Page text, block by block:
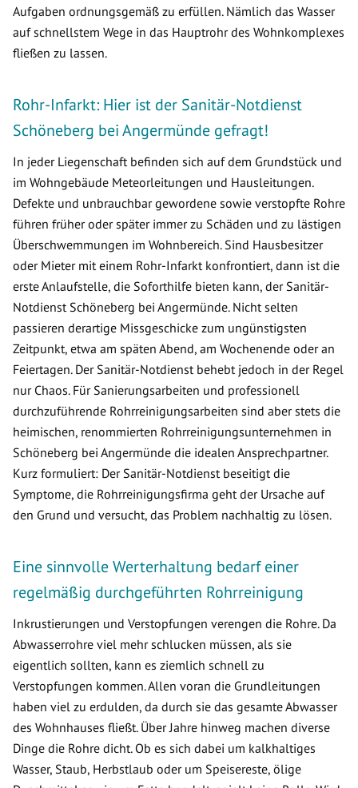
Aufgaben ordnungsgemäß zu erfüllen. Nämlich das Wasser
auf schnellstem Wege in das Hauptrohr des Wohnkomplexes
fließen zu lassen.
Rohr-Infarkt: Hier ist der Sanitär-Notdienst
Schöneberg bei Angermünde gefragt!
In jeder Liegenschaft befinden sich auf dem Grundstück und
im Wohngebäude Meteorleitungen und Hausleitungen.
Defekte und unbrauchbar gewordene sowie verstopfte Rohre
führen früher oder später immer zu Schäden und zu lästigen
Überschwemmungen im Wohnbereich. Sind Hausbesitzer
oder Mieter mit einem Rohr-Infarkt konfrontiert, dann ist die
erste Anlaufstelle, die Soforthilfe bieten kann, der Sanitär-
Notdienst Schöneberg bei Angermünde. Nicht selten
passieren derartige Missgeschicke zum ungünstigsten
Zeitpunkt, etwa am späten Abend, am Wochenende oder an
Feiertagen. Der Sanitär-Notdienst behebt jedoch in der Regel
nur Chaos. Für Sanierungsarbeiten und professionell
durchzuführende Rohrreinigungsarbeiten sind aber stets die
heimischen, renommierten Rohrreinigungsunternehmen in
Schöneberg bei Angermünde die idealen Ansprechpartner.
Kurz formuliert: Der Sanitär-Notdienst beseitigt die
Symptome, die Rohrreinigungsfirma geht der Ursache auf
den Grund und versucht, das Problem nachhaltig zu lösen.
Eine sinnvolle Werterhaltung bedarf einer
regelmäßig durchgeführten Rohrreinigung
Inkrustierungen und Verstopfungen verengen die Rohre. Da
Abwasserrohre viel mehr schlucken müssen, als sie
eigentlich sollten, kann es ziemlich schnell zu
Verstopfungen kommen. Allen voran die Grundleitungen
haben viel zu erdulden, da durch sie das gesamte Abwasser
des Wohnhauses fließt. Über Jahre hinweg machen diverse
Dinge die Rohre dicht. Ob es sich dabei um kalkhaltiges
Wasser, Staub, Herbstlaub oder um Speisereste, ölige